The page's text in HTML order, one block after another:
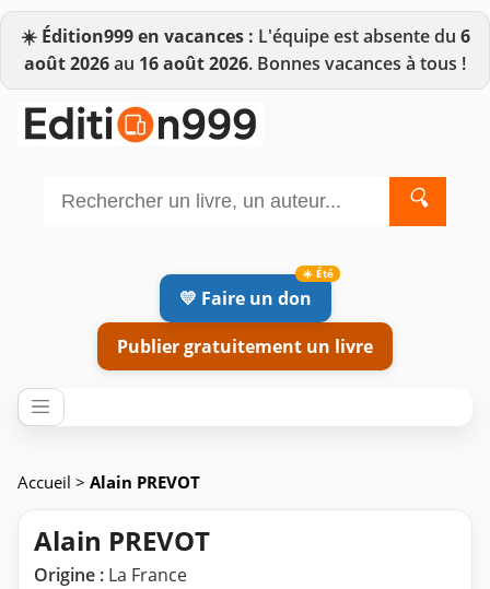
☀️ Édition999 en vacances : L'équipe est absente du 6
août 2026au 16 août 2026. Bonnes vacances à tous !
🔍
💛 Faire un don
Publier gratuitement un livre
Accueil > Alain PREVOT
Alain PREVOT
Origine : La France